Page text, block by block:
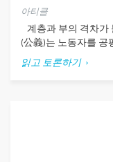
아티클
계층과 부의 격차가
(公義)는 노동자를 공
읽고 토론하기